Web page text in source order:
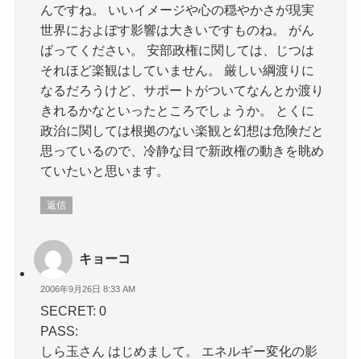
んですね。 いいイメージや心の穏やかさが現実
世界におよぼす影響は大きいですものね。 がん
ばってください。 安部政権に関しては、じつは
それほど楽観はしていません。 厳しい綱渡りに
なるだろうけど、サポートがついてなんとか渡り
きれるかなといったところでしょうか。 とくに
政治に関しては根拠のない楽観と幻想は危険だと
思っているので、冷静な目で新政権の動きを眺め
ていたいと思います。
返信
キョーコ
2006年9月26日 8:33 AM
SECRET: 0
PASS:
しら玉さん はじめまして。 エネルギー変化の影